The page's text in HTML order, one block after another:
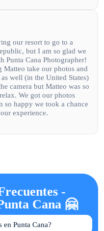
our resort to go to a
but I am so glad we
Punta Cana Photographer!
take our photos and
well (in the United States)
camera but Matteo was so
We got our photos
so happy we took a chance
experience.
-
Cana 🤗
en Punta Cana?